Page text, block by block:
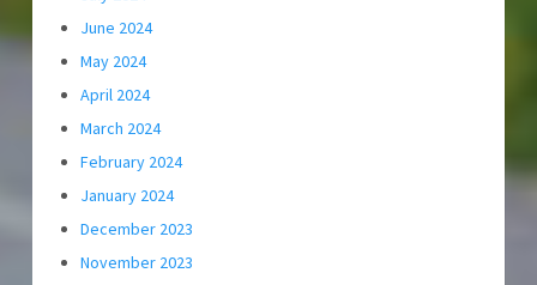
June 2024
May 2024
April 2024
March 2024
February 2024
January 2024
December 2023
November 2023